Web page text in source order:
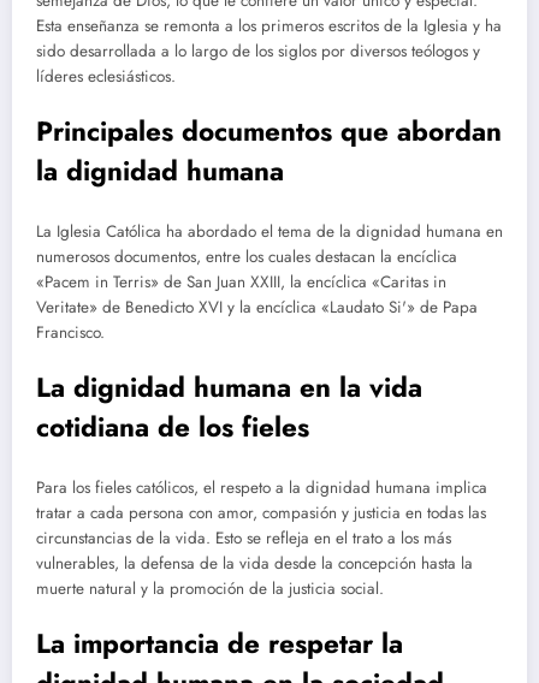
Esta enseñanza se remonta a los primeros escritos de la Iglesia y ha
sido desarrollada a lo largo de los siglos por diversos teólogos y
líderes eclesiásticos.
Principales documentos que abordan
la dignidad humana
La Iglesia Católica ha abordado el tema de la dignidad humana en
numerosos documentos, entre los cuales destacan la encíclica
«Pacem in Terris» de San Juan XXIII, la encíclica «Caritas in
Veritate» de Benedicto XVI y la encíclica «Laudato Si'» de Papa
Francisco.
La dignidad humana en la vida
cotidiana de los fieles
Para los fieles católicos, el respeto a la dignidad humana implica
tratar a cada persona con amor, compasión y justicia en todas las
circunstancias de la vida. Esto se refleja en el trato a los más
vulnerables, la defensa de la vida desde la concepción hasta la
muerte natural y la promoción de la justicia social.
La importancia de respetar la